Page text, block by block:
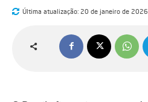
Última atualização: 20 de janeiro de 2026